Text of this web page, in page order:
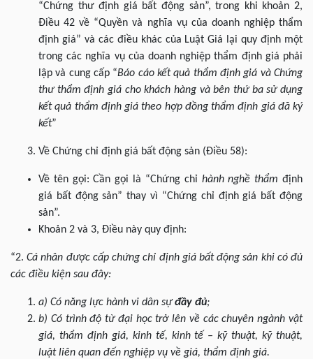
“Chứng thư định giá bất động sản”, trong khi khoản 2,
Điều 42 về “Quyền và nghĩa vụ của doanh nghiệp thẩm
định giá” và các điều khác của Luật Giá lại quy định một
trong các nghĩa vụ của doanh nghiệp thẩm định giá phải
lập và cung cấp “Báo cáo kết quả thẩm định giá và Chứng
thư thẩm định giá cho khách hàng và bên thứ ba sử dụng
kết quả thẩm định giá theo hợp đồng thẩm định giá đã ký
kết”
Về Chứng chỉ định giá bất động sản (Điều 58):
Về tên gọi: Cần gọi là “Chứng chỉ hành nghề thẩm định
giá bất động sản” thay vì “Chứng chỉ định giá bất động
sản”.
Khoản 2 và 3, Điều này quy định:
“2.Cá nhân được cấp chứng chỉ định giá bất động sản khi có đủ
các điều kiện sau đây:
a) Có năng lực hành vi dân sựđầy đủ;
b) Có trình độ từ đại học trở lên về các chuyên ngành vật
giá, thẩm định giá, kinh tế, kinh tế – kỹ thuật, kỹ thuật,
luật liên quan đến nghiệp vụ về giá, thẩm định giá.